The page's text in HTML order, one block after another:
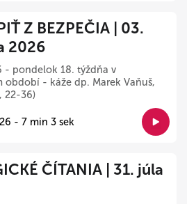
Z BEZPEČIA | 03.
2026
- pondelok 18. týždňa v
období - káže dp. Marek Vaňuš,
22-36)
- 7 min 3 sek
ČÍTANIA | 31. júla